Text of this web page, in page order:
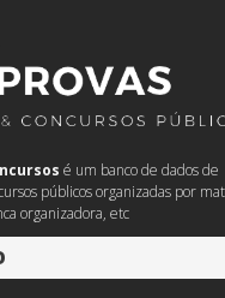
é um banco de dados de
públicos organizadas por
organizadora, etc